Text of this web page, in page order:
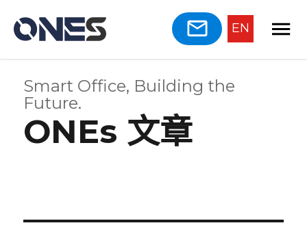
EN
Smart Office, Building the
Future.
ONEs 文章